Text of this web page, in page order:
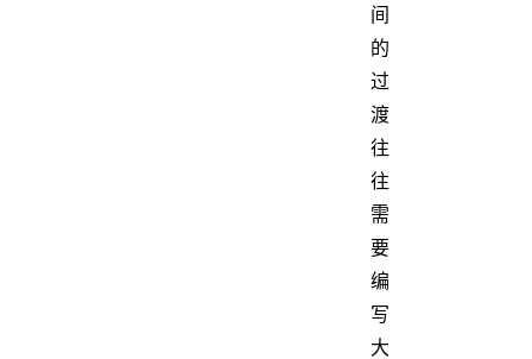
间
的
过
渡
往
往
需
要
编
写
大